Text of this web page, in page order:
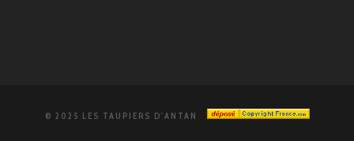
© 2025 LES TAUPIERS D'ANTAN